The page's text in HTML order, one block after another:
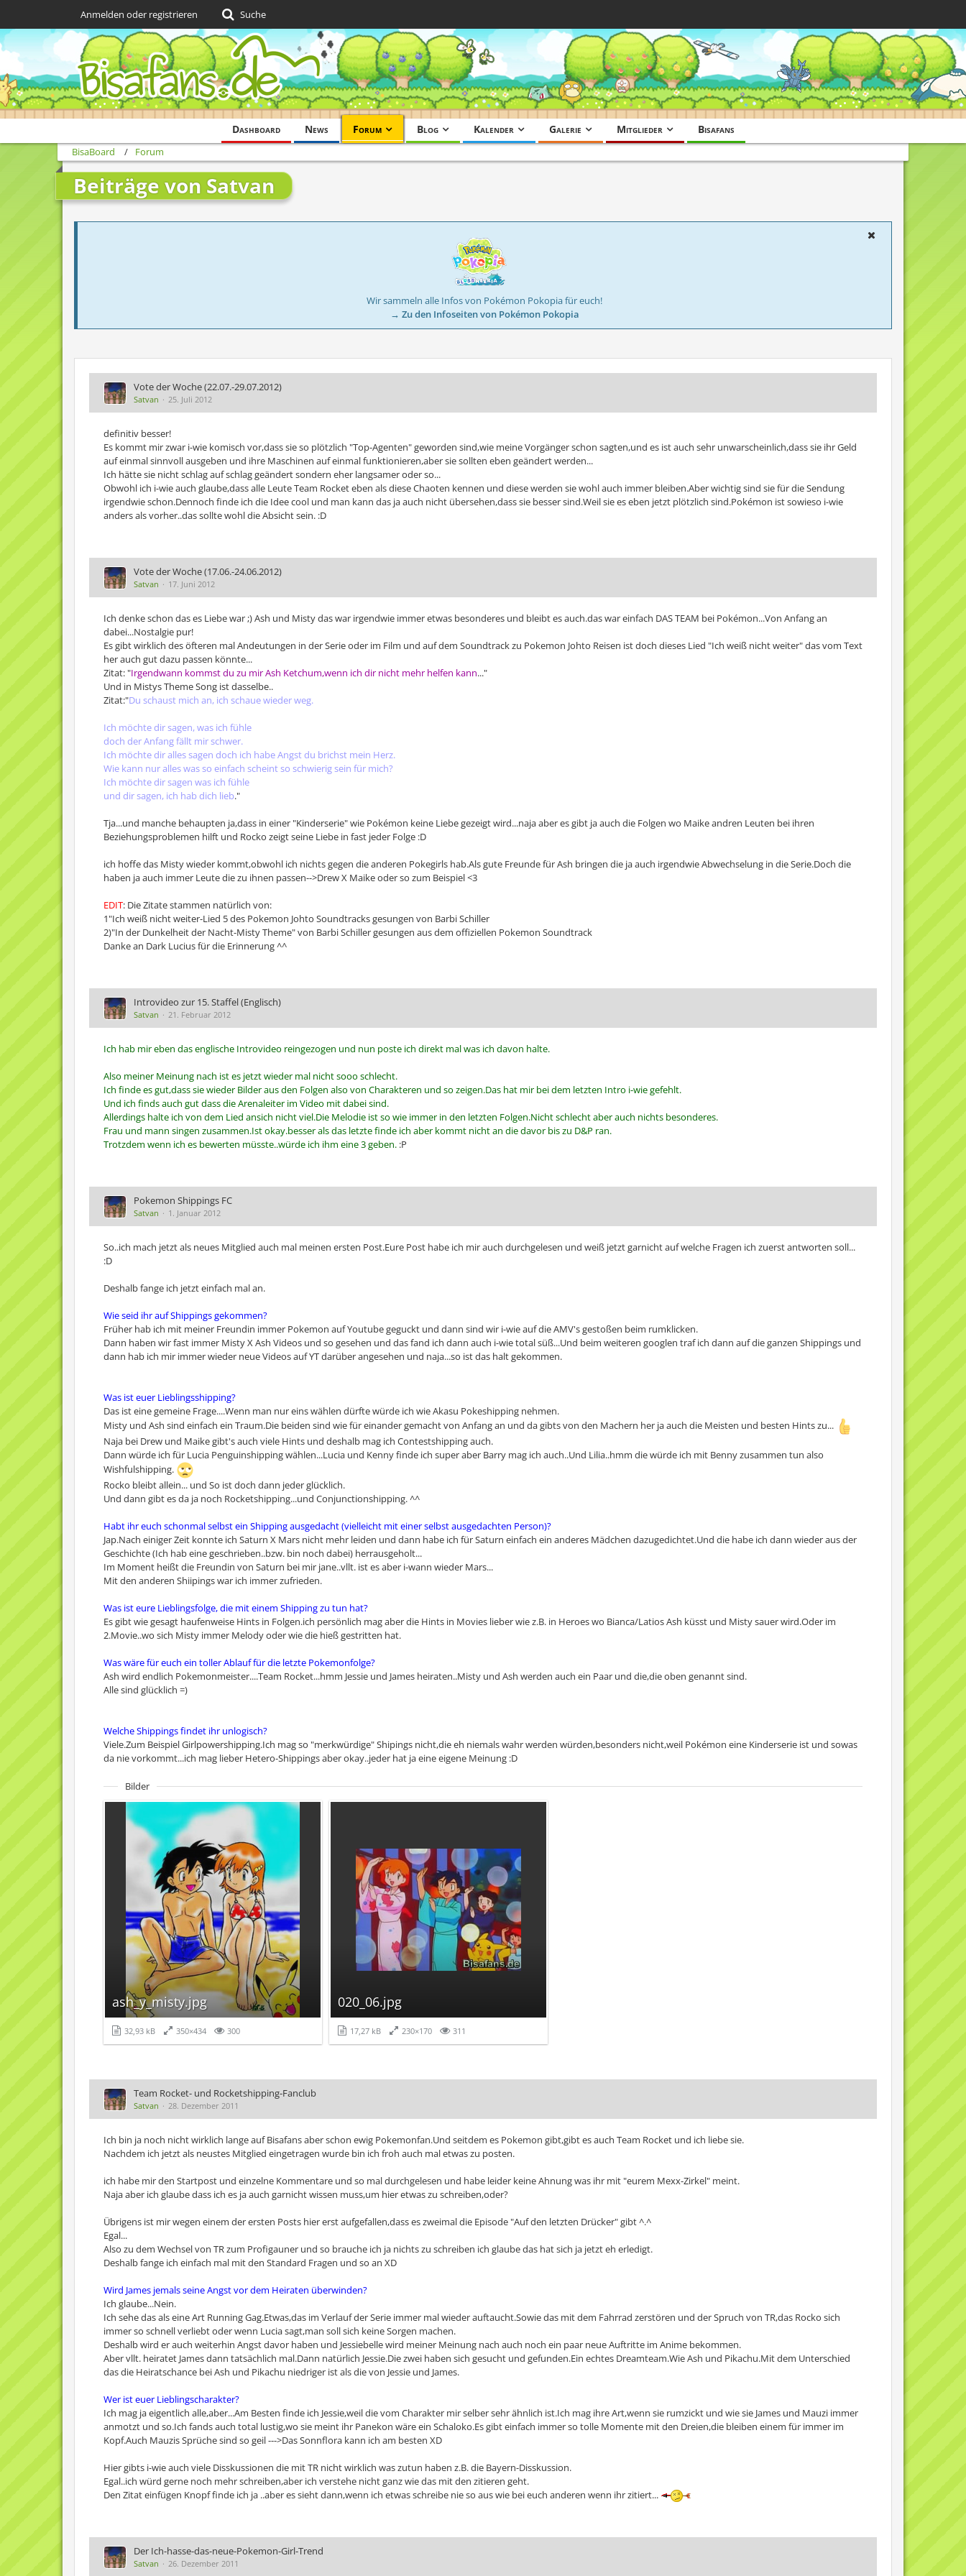
Dashboard News Forum Blog Kalender Galerie Mitglieder Bisafans
Anmelden oder registrieren Suche
BisaBoard Forum
Beiträge von Satvan
Wir sammeln alle Infos von Pokémon Pokopia für euch!
→ Zu den Infoseiten von Pokémon Pokopia
Vote der Woche (22.07.-29.07.2012)
Satvan 25. Juli 2012
definitiv besser!
Es kommt mir zwar i-wie komisch vor,dass sie so plötzlich "Top-Agenten" geworden sind,wie meine Vorgänger schon sagten,und es ist auch sehr unwarscheinlich,dass sie ihr Geld
auf einmal sinnvoll ausgeben und ihre Maschinen auf einmal funktionieren,aber sie sollten eben geändert werden...
Ich hätte sie nicht schlag auf schlag geändert sondern eher langsamer oder so...
Obwohl ich i-wie auch glaube,dass alle Leute Team Rocket eben als diese Chaoten kennen und diese werden sie wohl auch immer bleiben.Aber wichtig sind sie für die Sendung
irgendwie schon.Dennoch finde ich die Idee cool und man kann das ja auch nicht übersehen,dass sie besser sind.Weil sie es eben jetzt plötzlich sind.Pokémon ist sowieso i-wie
anders als vorher..das sollte wohl die Absicht sein. :D
Vote der Woche (17.06.-24.06.2012)
Satvan 17. Juni 2012
Ich denke schon das es Liebe war ;) Ash und Misty das war irgendwie immer etwas besonderes und bleibt es auch.das war einfach DAS TEAM bei Pokémon...Von Anfang an
dabei...Nostalgie pur!
Es gibt wirklich des öfteren mal Andeutungen in der Serie oder im Film und auf dem Soundtrack zu Pokemon Johto Reisen ist doch dieses Lied "Ich weiß nicht weiter" das vom Text
her auch gut dazu passen könnte...
Zitat: "Irgendwann kommst du zu mir Ash Ketchum,wenn ich dir nicht mehr helfen kann..."
Und in Mistys Theme Song ist dasselbe..
Zitat:"Du schaust mich an, ich schaue wieder weg.
Ich möchte dir sagen, was ich fühle
doch der Anfang fällt mir schwer.
Ich möchte dir alles sagen doch ich habe Angst du brichst mein Herz.
Wie kann nur alles was so einfach scheint so schwierig sein für mich?
Ich möchte dir sagen was ich fühle
und dir sagen, ich hab dich lieb."
Tja...und manche behaupten ja,dass in einer "Kinderserie" wie Pokémon keine Liebe gezeigt wird...naja aber es gibt ja auch die Folgen wo Maike andren Leuten bei ihren
Beziehungsproblemen hilft und Rocko zeigt seine Liebe in fast jeder Folge :D
ich hoffe das Misty wieder kommt,obwohl ich nichts gegen die anderen Pokegirls hab.Als gute Freunde für Ash bringen die ja auch irgendwie Abwechselung in die Serie.Doch die
haben ja auch immer Leute die zu ihnen passen-->Drew X Maike oder so zum Beispiel <3
EDIT: Die Zitate stammen natürlich von:
1"Ich weiß nicht weiter-Lied 5 des Pokemon Johto Soundtracks gesungen von Barbi Schiller
2)"In der Dunkelheit der Nacht-Misty Theme" von Barbi Schiller gesungen aus dem offiziellen Pokemon Soundtrack
Danke an Dark Lucius für die Erinnerung ^^
Introvideo zur 15. Staffel (Englisch)
Satvan 21. Februar 2012
Ich hab mir eben das englische Introvideo reingezogen und nun poste ich direkt mal was ich davon halte.
Also meiner Meinung nach ist es jetzt wieder mal nicht sooo schlecht.
Ich finde es gut,dass sie wieder Bilder aus den Folgen also von Charakteren und so zeigen.Das hat mir bei dem letzten Intro i-wie gefehlt.
Und ich finds auch gut dass die Arenaleiter im Video mit dabei sind.
Allerdings halte ich von dem Lied ansich nicht viel.Die Melodie ist so wie immer in den letzten Folgen.Nicht schlecht aber auch nichts besonderes.
Frau und mann singen zusammen.Ist okay.besser als das letzte finde ich aber kommt nicht an die davor bis zu D&P ran.
Trotzdem wenn ich es bewerten müsste..würde ich ihm eine 3 geben. :P
Pokemon Shippings FC
Satvan 1. Januar 2012
So..ich mach jetzt als neues Mitglied auch mal meinen ersten Post.Eure Post habe ich mir auch durchgelesen und weiß jetzt garnicht auf welche Fragen ich zuerst antworten soll...
:D
Deshalb fange ich jetzt einfach mal an.
Wie seid ihr auf Shippings gekommen?
Früher hab ich mit meiner Freundin immer Pokemon auf Youtube geguckt und dann sind wir i-wie auf die AMV's gestoßen beim rumklicken.
Dann haben wir fast immer Misty X Ash Videos und so gesehen und das fand ich dann auch i-wie total süß...Und beim weiteren googlen traf ich dann auf die ganzen Shippings und
dann hab ich mir immer wieder neue Videos auf YT darüber angesehen und naja...so ist das halt gekommen.
Was ist euer Lieblingsshipping?
Das ist eine gemeine Frage....Wenn man nur eins wählen dürfte würde ich wie Akasu Pokeshipping nehmen.
Misty und Ash sind einfach ein Traum.Die beiden sind wie für einander gemacht von Anfang an und da gibts von den Machern her ja auch die Meisten und besten Hints zu...
Naja bei Drew und Maike gibt's auch viele Hints und deshalb mag ich Contestshipping auch.
Dann würde ich für Lucia Penguinshipping wählen...Lucia und Kenny finde ich super aber Barry mag ich auch..Und Lilia..hmm die würde ich mit Benny zusammen tun also
Wishfulshipping.
Rocko bleibt allein... und So ist doch dann jeder glücklich.
Und dann gibt es da ja noch Rocketshipping...und Conjunctionshipping. ^^
Habt ihr euch schonmal selbst ein Shipping ausgedacht (vielleicht mit einer selbst ausgedachten Person)?
Jap.Nach einiger Zeit konnte ich Saturn X Mars nicht mehr leiden und dann habe ich für Saturn einfach ein anderes Mädchen dazugedichtet.Und die habe ich dann wieder aus der
Geschichte (Ich hab eine geschrieben..bzw. bin noch dabei) herrausgeholt...
Im Moment heißt die Freundin von Saturn bei mir jane..vllt. ist es aber i-wann wieder Mars...
Mit den anderen Shiipings war ich immer zufrieden.
Was ist eure Lieblingsfolge, die mit einem Shipping zu tun hat?
Es gibt wie gesagt haufenweise Hints in Folgen.ich persönlich mag aber die Hints in Movies lieber wie z.B. in Heroes wo Bianca/Latios Ash küsst und Misty sauer wird.Oder im
2.Movie..wo sich Misty immer Melody oder wie die hieß gestritten hat.
Was wäre für euch ein toller Ablauf für die letzte Pokemonfolge?
Ash wird endlich Pokemonmeister....Team Rocket...hmm Jessie und James heiraten..Misty und Ash werden auch ein Paar und die,die oben genannt sind.
Alle sind glücklich =)
Welche Shippings findet ihr unlogisch?
Viele.Zum Beispiel Girlpowershipping.Ich mag so "merkwürdige" Shipings nicht,die eh niemals wahr werden würden,besonders nicht,weil Pokémon eine Kinderserie ist und sowas
da nie vorkommt...ich mag lieber Hetero-Shippings aber okay..jeder hat ja eine eigene Meinung :D
Bilder
ash_y_misty.jpg
32,93 kB 350×434 300
020_06.jpg
17,27 kB 230×170 311
Team Rocket- und Rocketshipping-Fanclub
Satvan 28. Dezember 2011
Ich bin ja noch nicht wirklich lange auf Bisafans aber schon ewig Pokemonfan.Und seitdem es Pokemon gibt,gibt es auch Team Rocket und ich liebe sie.
Nachdem ich jetzt als neustes Mitglied eingetragen wurde bin ich froh auch mal etwas zu posten.
ich habe mir den Startpost und einzelne Kommentare und so mal durchgelesen und habe leider keine Ahnung was ihr mit "eurem Mexx-Zirkel" meint.
Naja aber ich glaube dass ich es ja auch garnicht wissen muss,um hier etwas zu schreiben,oder?
Übrigens ist mir wegen einem der ersten Posts hier erst aufgefallen,dass es zweimal die Episode "Auf den letzten Drücker" gibt ^.^
Egal...
Also zu dem Wechsel von TR zum Profigauner und so brauche ich ja nichts zu schreiben ich glaube das hat sich ja jetzt eh erledigt.
Deshalb fange ich einfach mal mit den Standard Fragen und so an XD
Wird James jemals seine Angst vor dem Heiraten überwinden?
Ich glaube...Nein.
Ich sehe das als eine Art Running Gag.Etwas,das im Verlauf der Serie immer mal wieder auftaucht.Sowie das mit dem Fahrrad zerstören und der Spruch von TR,das Rocko sich
immer so schnell verliebt oder wenn Lucia sagt,man soll sich keine Sorgen machen.
Deshalb wird er auch weiterhin Angst davor haben und Jessiebelle wird meiner Meinung nach auch noch ein paar neue Auftritte im Anime bekommen.
Aber vllt. heiratet James dann tatsächlich mal.Dann natürlich Jessie.Die zwei haben sich gesucht und gefunden.Ein echtes Dreamteam.Wie Ash und Pikachu.Mit dem Unterschied
das die Heiratschance bei Ash und Pikachu niedriger ist als die von Jessie und James.
Wer ist euer Lieblingscharakter?
Ich mag ja eigentlich alle,aber...Am Besten finde ich Jessie,weil die vom Charakter mir selber sehr ähnlich ist.Ich mag ihre Art,wenn sie rumzickt und wie sie James und Mauzi immer
anmotzt und so.Ich fands auch total lustig,wo sie meint ihr Panekon wäre ein Schaloko.Es gibt einfach immer so tolle Momente mit den Dreien,die bleiben einem für immer im
Kopf.Auch Mauzis Sprüche sind so geil --->Das Sonnflora kann ich am besten XD
Hier gibts i-wie auch viele Disskussionen die mit TR nicht wirklich was zutun haben z.B. die Bayern-Disskussion.
Egal..ich würd gerne noch mehr schreiben,aber ich verstehe nicht ganz wie das mit den zitieren geht.
Den Zitat einfügen Knopf finde ich ja ..aber es sieht dann,wenn ich etwas schreibe nie so aus wie bei euch anderen wenn ihr zitiert...
Der Ich-hasse-das-neue-Pokemon-Girl-Trend
Satvan 26. Dezember 2011